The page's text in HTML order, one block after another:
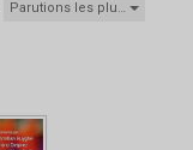
Parutions les plu…